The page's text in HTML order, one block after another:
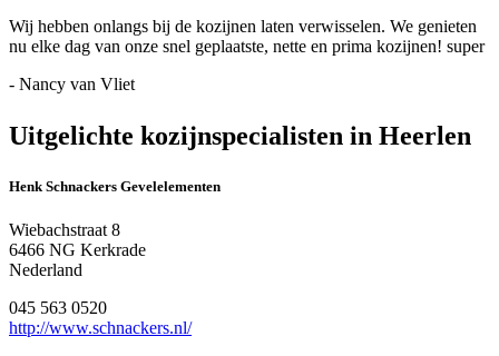
Wij hebben onlangs bij de kozijnen laten verwisselen. We genieten
nu elke dag van onze snel geplaatste, nette en prima kozijnen! super
- Nancy van Vliet
Uitgelichte kozijnspecialisten in Heerlen
Henk Schnackers Gevelelementen
Wiebachstraat 8
6466 NG Kerkrade
Nederland
045 563 0520
http://www.schnackers.nl/